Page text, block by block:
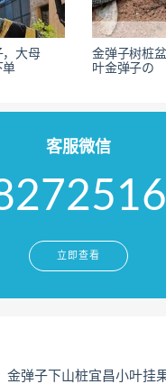
，大母
单
金弹子树桩
叶金弹子の
客服微信
立即查看
金弹子下山桩宜昌小叶挂